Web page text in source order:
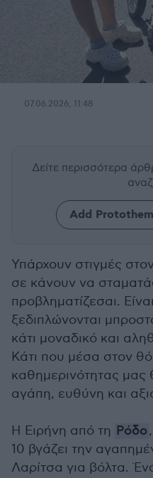
07.06.2026, 11:48
Δείτε περισσότερα
Add
Υπάρχουν στιγμές
σε κάνουν να
προβληματίζεσαι.
ξεδιπλώνονται
κάτι μοναδικό και
Κάτι που μέσα στον
καθημερινότητας μας
αγάπη, ευθύνη και
Η Ειρήνη από τη Ρόδο
10 βγάζει την
Λαρίτσα για βόλτα.